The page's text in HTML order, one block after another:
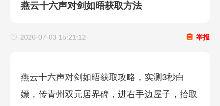
燕云十六声对剑如晤获取方法
2026-07-03 15:21:12 举报
燕云十六声对剑如晤获取攻略，实测3秒白
嫖，传青州双元居界碑，进右手边屋子，拾取